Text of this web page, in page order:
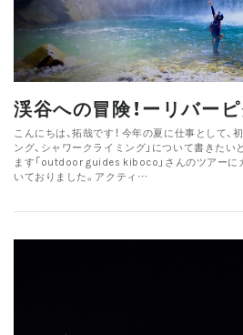
渓谷への冒険！ーリバー
こんにちは、拓哉です！ 今年の夏に仕事として、
ング、シャワークライミング」について書きたい
ます「outdoor guides kiboco」さんのツアーに
いておりました。アクティ…